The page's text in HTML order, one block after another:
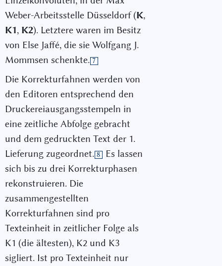
Weber-Arbeitsstelle Düsseldorf (K,
K1, K2). Letztere waren im Besitz
von Else Jaffé, die sie Wolfgang J.
Mommsen schenkte. 7
Die Korrekturfahnen werden von
den Editoren entsprechend den
Druckereiausgangsstempeln in
eine zeitliche Abfolge gebracht
und dem gedruckten Text der 1.
Lieferung zugeordnet. 8
Es lassen
sich bis zu drei Korrekturphasen
rekonstruieren. Die
zusammengestellten
Korrekturfahnen sind pro
Texteinheit in zeitlicher Folge als
K1 (die ältesten), K2 und K3
sigliert. Ist pro Texteinheit nur